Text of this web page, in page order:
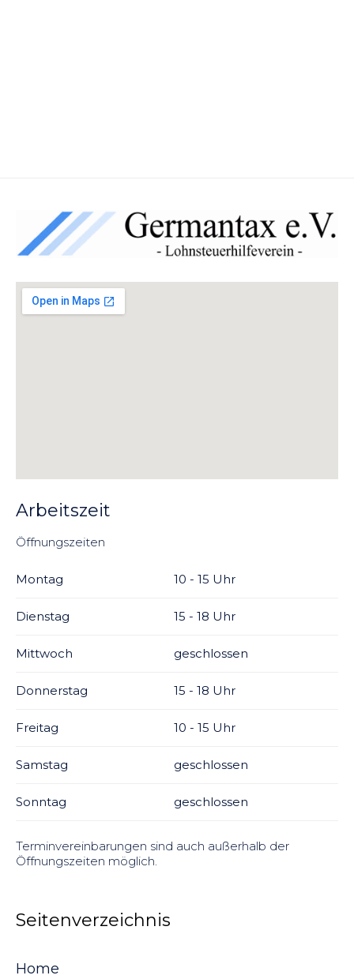
Arbeitszeit
Öffnungszeiten
Montag 10 - 15 Uhr
Dienstag 15 - 18 Uhr
Mittwoch geschlossen
Donnerstag 15 - 18 Uhr
Freitag 10 - 15 Uhr
Samstag geschlossen
Sonntag geschlossen
Terminvereinbarungen sind auch außerhalb der
Öffnungszeiten möglich.
Seitenverzeichnis
Home